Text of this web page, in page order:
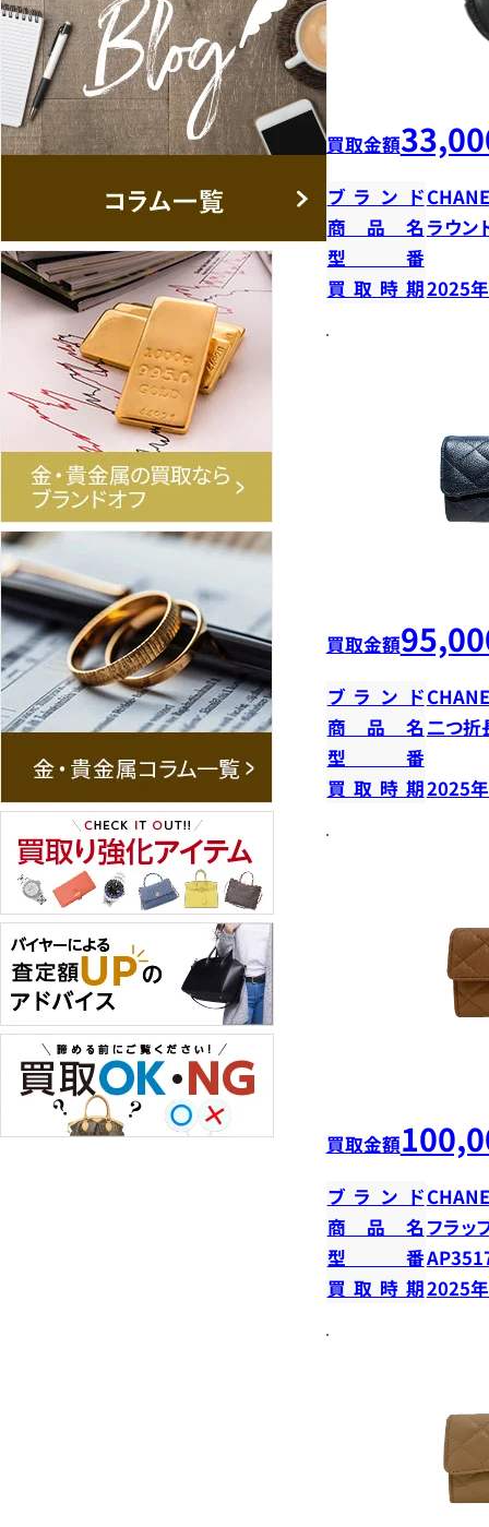
買取金額
ブランド
商品名 ラウン
型番
買取時期2025
買取金額
ブランド
商品名二つ折
型番
買取時期2025
買取金額
ブランド
商品名 フラッ
型番
買取時期2025